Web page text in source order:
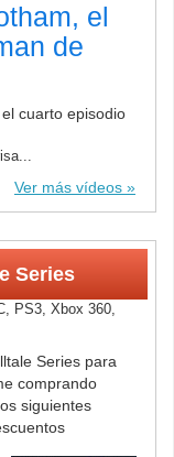
el
de
cuarto episodio
Ver más vídeos
Series
PS3, Xbox 360,
Series para
comprando
siguientes